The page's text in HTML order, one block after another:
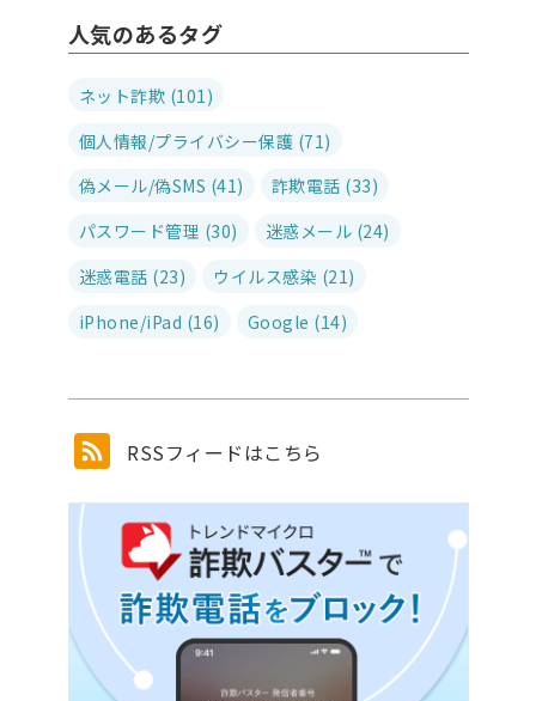
人気のあるタグ
ネット詐欺 (101)
個人情報/プライバシー保護 (71)
偽メール/偽SMS (41)
詐欺電話 (33)
パスワード管理 (30)
迷惑メール (24)
迷惑電話 (23)
ウイルス感染 (21)
iPhone/iPad (16)
Google (14)
RSSフィードはこちら